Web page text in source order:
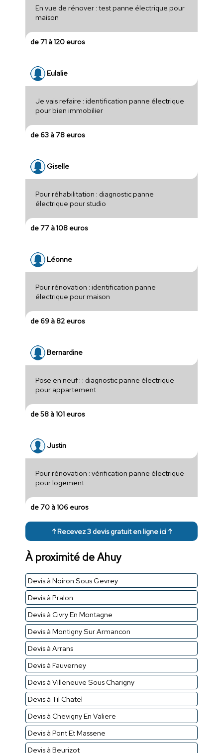
En vue de rénover : test panne électrique pour
maison
de 71 à 120 euros
Eulalie
Je vais refaire : identification panne électrique
pour bien immobilier
de 63 à 78 euros
Giselle
Pour réhabilitation : diagnostic panne
électrique pour studio
de 77 à 108 euros
Léonne
Pour rénovation : identification panne
électrique pour maison
de 69 à 82 euros
Bernardine
Pose en neuf : : diagnostic panne électrique
pour appartement
de 58 à 101 euros
Justin
Pour rénovation : vérification panne électrique
pour logement
de 70 à 106 euros
↑ Recevez 3 devis gratuit en ligne ici ↑
À proximité de Ahuy
Devis à Noiron Sous Gevrey
Devis à Pralon
Devis à Civry En Montagne
Devis à Montigny Sur Armancon
Devis à Arrans
Devis à Fauverney
Devis à Villeneuve Sous Charigny
Devis à Til Chatel
Devis à Chevigny En Valiere
Devis à Pont Et Massene
Devis à Beurizot